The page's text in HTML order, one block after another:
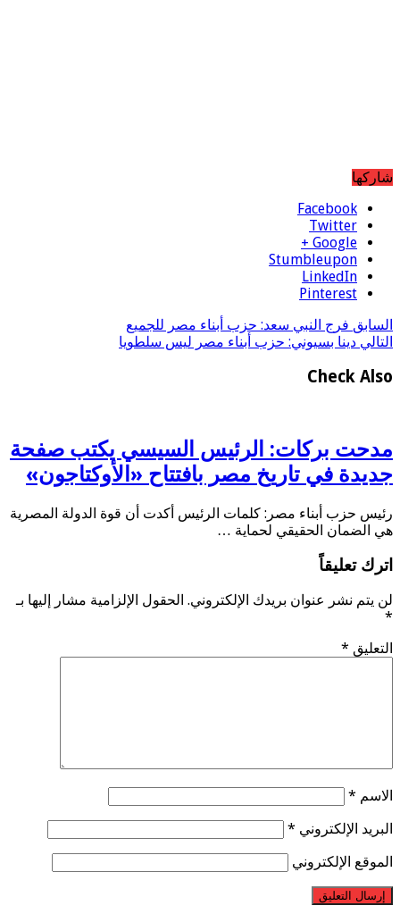
شاركها
Facebook
Twitter
Google +
Stumbleupon
LinkedIn
Pinterest
السابق فرج النبي سعد: حزب أبناء مصر للجميع
التالي دينا بسيوني: حزب أبناء مصر ليس سلطويا
Check Also
مدحت بركات: الرئيس السيسي يكتب صفحة
جديدة في تاريخ مصر بافتتاح «الأوكتاجون»
رئيس حزب أبناء مصر: كلمات الرئيس أكدت أن قوة الدولة المصرية
هي الضمان الحقيقي لحماية …
اترك تعليقاً
لن يتم نشر عنوان بريدك الإلكتروني. الحقول الإلزامية مشار إليها بـ
*
التعليق *
الاسم *
البريد الإلكتروني *
الموقع الإلكتروني